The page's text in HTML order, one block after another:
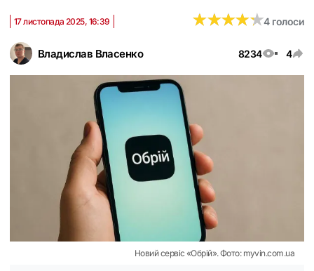
Владислав Власенко 8234 4
17 листопада 2025, 16:39 ★★★★★
★★★★★4 голоси
Новий сервіс «Обрій». Фото: myvin.com.ua